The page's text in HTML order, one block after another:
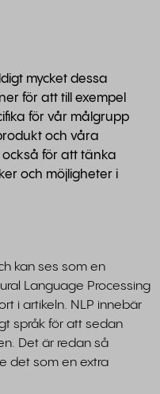
mycket dessa
för att till exempel
för vår målgrupp
och våra
för att tänka
och möjligheter i
kan ses som en
Language Processing
i artikeln. NLP innebär
språk för att sedan
Det är redan så
det som en extra